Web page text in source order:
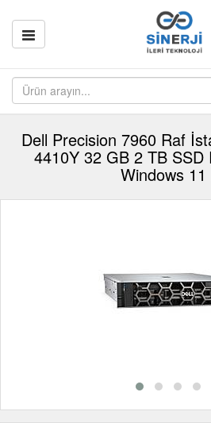
Dell Precision 7960 Raf
4410Y 32 GB 2 TB SSD
Windows 11